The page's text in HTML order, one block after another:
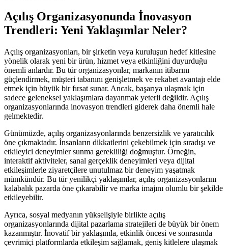
Açılış Organizasyonunda İnovasyon
Trendleri: Yeni Yaklaşımlar Neler?
Açılış organizasyonları, bir şirketin veya kuruluşun hedef kitlesine
yönelik olarak yeni bir ürün, hizmet veya etkinliğini duyurduğu
önemli anlardır. Bu tür organizasyonlar, markanın itibarını
güçlendirmek, müşteri tabanını genişletmek ve rekabet avantajı elde
etmek için büyük bir fırsat sunar. Ancak, başarıya ulaşmak için
sadece geleneksel yaklaşımlara dayanmak yeterli değildir. Açılış
organizasyonlarında inovasyon trendleri giderek daha önemli hale
gelmektedir.
Günümüzde, açılış organizasyonlarında benzersizlik ve yaratıcılık
öne çıkmaktadır. İnsanların dikkatlerini çekebilmek için sıradışı ve
etkileyici deneyimler sunma gerekliliği doğmuştur. Örneğin,
interaktif aktiviteler, sanal gerçeklik deneyimleri veya dijital
etkileşimlerle ziyaretçilere unutulmaz bir deneyim yaşatmak
mümkündür. Bu tür yenilikçi yaklaşımlar, açılış organizasyonlarını
kalabalık pazarda öne çıkarabilir ve marka imajını olumlu bir şekilde
etkileyebilir.
Ayrıca, sosyal medyanın yükselişiyle birlikte açılış
organizasyonlarında dijital pazarlama stratejileri de büyük bir önem
kazanmıştır. İnovatif bir yaklaşımla, etkinlik öncesi ve sonrasında
çevrimiçi platformlarda etkileşim sağlamak, geniş kitlelere ulaşmak